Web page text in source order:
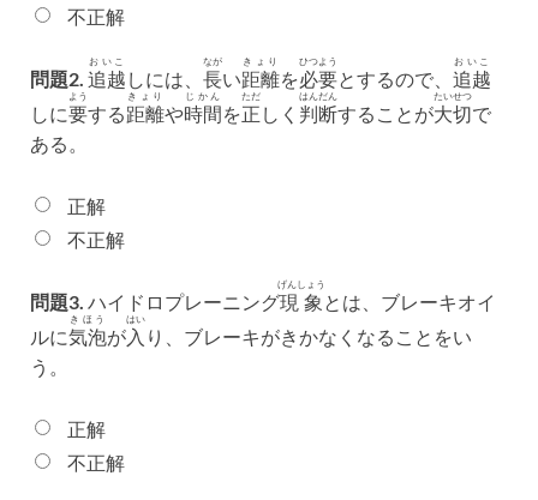
不正解
問題2. 追越
おいこ
しには、 長
なが
い距離
きょり
を必要
ひつよう
とするので、 追越
おいこ
しに要
よう
する距離
きょり
や時間
じかん
を正
ただ
しく 判断
はんだん
することが大切
たいせつ
で
ある。
正解
不正解
問題3. ハイドロプレーニング現象
げんしょう
とは、ブレーキオイ
ルに気泡
きほう
が入
はい
り、ブレーキがきかなくなることをい
う。
正解
不正解